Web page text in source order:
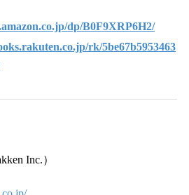
dp/B0F9XRP6H2/
rk/5be67b5953463
Inc.）